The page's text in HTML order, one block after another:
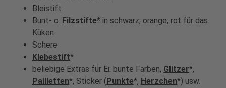
Bleistift
Bunt- o. Filzstifte* in schwarz, orange, rot für das
Küken
Schere
Klebestift*
beliebige Extras für Ei: bunte Farben, Glitzer*,
Pailletten*, Sticker (Punkte*, Herzchen*) usw.